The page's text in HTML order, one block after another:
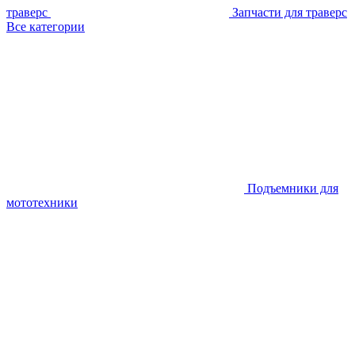
траверс
Запчасти для траверс
Все категории
Подъемники для
мототехники